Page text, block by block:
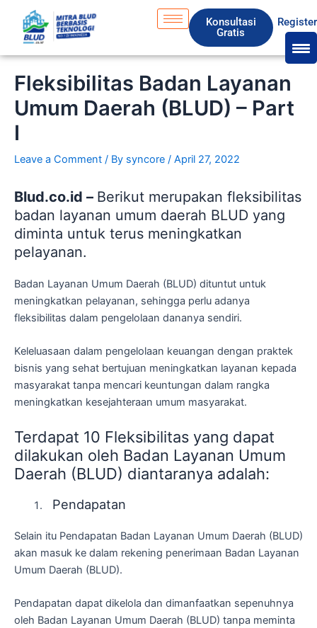
content
Konsultasi
Gratis
Register
Fleksibilitas Badan Layanan
Umum Daerah (BLUD) – Part
I
Leave a Comment / By syncore / April 27, 2022
Blud.co.id – Berikut merupakan fleksibilitas
badan layanan umum daerah BLUD yang
diminta untuk terus meningkatkan
pelayanan.
Badan Layanan Umum Daerah (BLUD) dituntut untuk
meningkatkan pelayanan, sehingga perlu adanya
fleksibilitas dalam pengelolaan dananya sendiri.
Keleluasaan dalam pengelolaan keuangan dengan praktek
bisnis yang sehat bertujuan meningkatkan layanan kepada
masyarakat tanpa mencari keuntungan dalam rangka
meningkatkan kesejahteraan umum masyarakat.
Terdapat 10 Fleksibilitas yang dapat
dilakukan oleh Badan Layanan Umum
Daerah (BLUD) diantaranya adalah:
Pendapatan
Selain itu Pendapatan Badan Layanan Umum Daerah (BLUD)
akan masuk ke dalam rekening penerimaan Badan Layanan
Umum Daerah (BLUD).
Pendapatan dapat dikelola dan dimanfaatkan sepenuhnya
oleh Badan Layanan Umum Daerah (BLUD) tanpa meminta
c
h